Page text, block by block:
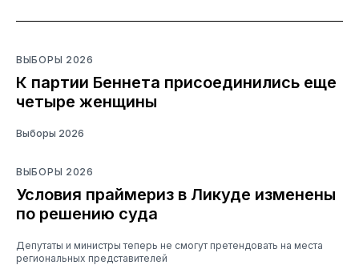
ВЫБОРЫ 2026
К партии Беннета присоединились еще
четыре женщины
Выборы 2026
ВЫБОРЫ 2026
Условия праймериз в Ликуде изменены
по решению суда
Депутаты и министры теперь не смогут претендовать на места
региональных представителей